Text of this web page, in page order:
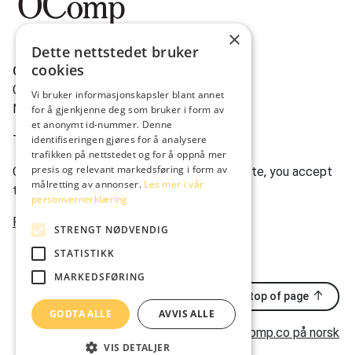
OComp AS
Gravdalsveien 262
N-5165 Laksevåg
Tlf:(+47) 950 22 622
Ocomp.co uses cookies. By using our website, you accept
this.
Privacy statement
Back to top of page
ocomp.co på norsk
×
Dette nettstedet bruker
cookies
Vi bruker informasjonskapsler blant annet
for å gjenkjenne deg som bruker i form av
et anonymt id-nummer. Denne
identifiseringen gjøres for å analysere
trafikken på nettstedet og for å oppnå mer
presis og relevant markedsføring i form av
målretting av annonser. Les mer i vår
personvernerklæring
STRENGT NØDVENDIG
STATISTIKK
MARKEDSFØRING
GODTA ALLE AVVIS ALLE
VIS DETALJER